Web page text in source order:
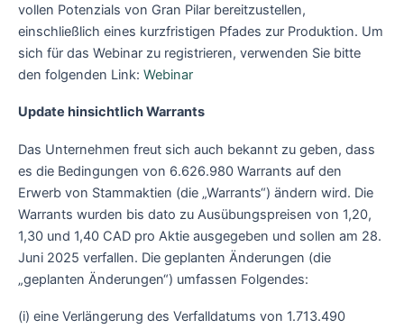
vollen Potenzials von Gran Pilar bereitzustellen,
einschließlich eines kurzfristigen Pfades zur Produktion. Um
sich für das Webinar zu registrieren, verwenden Sie bitte
den folgenden Link: Webinar
Update hinsichtlich Warrants
Das Unternehmen freut sich auch bekannt zu geben, dass
es die Bedingungen von 6.626.980 Warrants auf den
Erwerb von Stammaktien (die „Warrants“) ändern wird. Die
Warrants wurden bis dato zu Ausübungspreisen von 1,20,
1,30 und 1,40 CAD pro Aktie ausgegeben und sollen am 28.
Juni 2025 verfallen. Die geplanten Änderungen (die
„geplanten Änderungen“) umfassen Folgendes:
(i) eine Verlängerung des Verfalldatums von 1.713.490